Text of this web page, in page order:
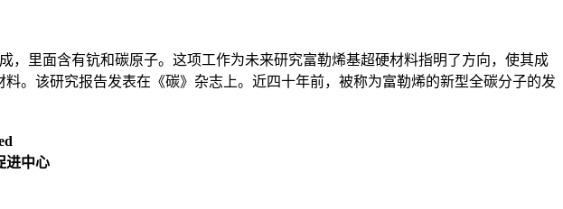
，里面含有钪和碳原子。这项工作为未来研究富勒烯基超硬材料指明了方向，使其成
。该研究报告发表在《碳》杂志上。近四十年前，被称为富勒烯的新型全碳分子的发
进中心